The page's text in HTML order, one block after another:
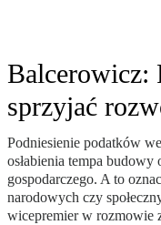
Balcerowicz:
sprzyjać
Podniesienie podatków
osłabienia tempa
gospodarczego. A to
narodowych czy
wicepremier w rozmowie